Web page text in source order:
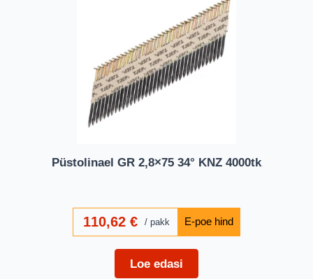
Püstolinael GR 2,8×75 34° KNZ 4000tk
110,62 € pakk
Loe edasi